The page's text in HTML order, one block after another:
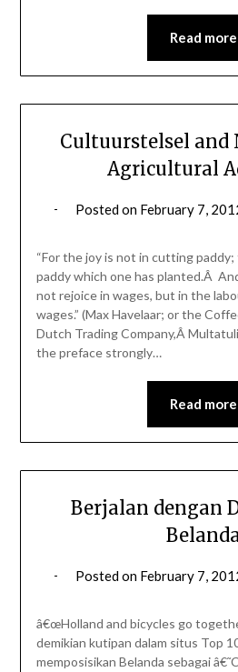
Read more
Cultuurstelsel and
Agricultural
Posted on February 7,
“For the joy is not in cutting
paddy which one has planted.Â
not rejoice in wages, but in the
wages.” (Max Havelaar; or the
Dutch Trading Company,Â
the preface strongly…
Read more
Berjalan dengan
Posted on February 7,
â€œHolland and bicycles go
demikian kutipan dalam situs Top
memposisikan Belanda sebagai